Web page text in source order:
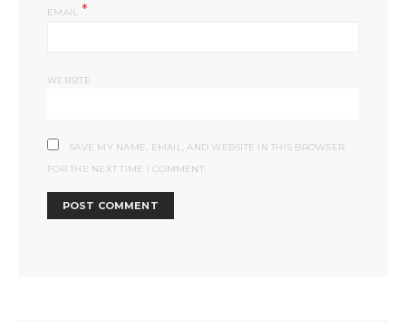
EMAIL *
WEBSITE
SAVE MY NAME, EMAIL, AND WEBSITE IN THIS BROWSER
FOR THE NEXT TIME I COMMENT.